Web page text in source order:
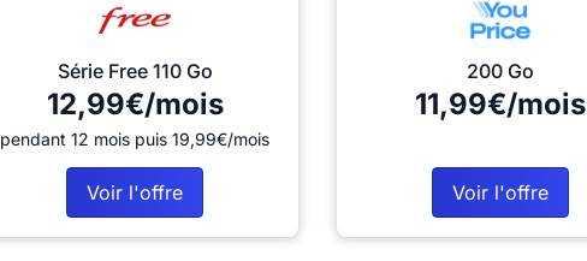
Série Free 110 Go
12,99€/mois
pendant 12 mois puis 19,99€/mois
Voir l'offre
200 Go
11,99€/mois
Voir l'offre